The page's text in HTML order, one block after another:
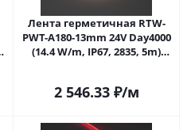
Лента герметичная RTW-
PWT-A180-13mm 24V Day4000
(14.4 W/m, IP67, 2835, 5m)
2 546.33₽/м